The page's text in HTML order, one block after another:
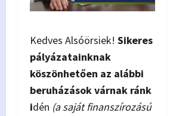
Kedves Alsóörsiek! Sikeres
pályázatainknak
köszönhetően az alábbi
beruházások várnak ránk
idén (a saját finanszírozású